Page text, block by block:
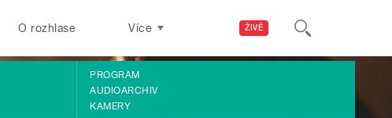
ŽIVĚ
O rozhlase Více
PROGRAM
AUDIOARCHIV
KAMERY